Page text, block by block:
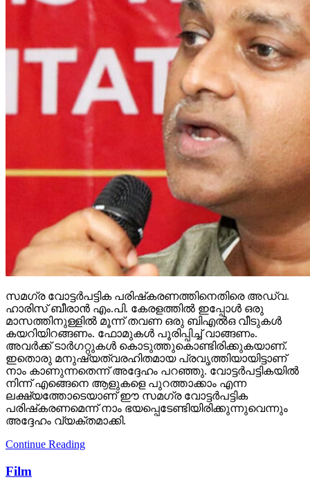
സമഗ്ര വോട്ടര്‍പട്ടിക പരിഷ്‌കരണത്തിനെതിരെ അഡ്വ.
ഹാരിസ് ബീരാന്‍ എം.പി. കേരളത്തില്‍ ഇപ്പോള്‍ ഒരു
മാസത്തിനുള്ളില്‍ മൂന്ന് തവണ ഒരു ബിഎല്‍ഒ വീടുകള്‍
കയറിയിറങ്ങണം. ഫോമുകള്‍ പൂരിപ്പിച്ച് വാങ്ങണം.
അവര്‍ക്ക് ടാര്‍ഗറ്റുകള്‍ കൊടുത്തുകൊണ്ടിരിക്കുകയാണ്.
ഇതൊരു മനുഷ്യത്വരഹിതമായ പ്രവൃത്തിയായിട്ടാണ്
നാം കാണുന്നതെന്ന് അദ്ദേഹം പറഞ്ഞു. വോട്ടര്‍പട്ടികയില്‍
നിന്ന് എങ്ങെനെ ആളുകളെ പുറത്താക്കാം എന്ന
ലക്ഷ്യത്തോടെയാണ് ഈ സമഗ്ര വോട്ടര്‍പട്ടിക
പരിഷ്‌കരണമെന്ന് നാം ഭയപ്പെടേണ്ടിയിരിക്കുന്നുവെന്നും
അദ്ദേഹം വ്യക്തമാക്കി.
Continue Reading
Film